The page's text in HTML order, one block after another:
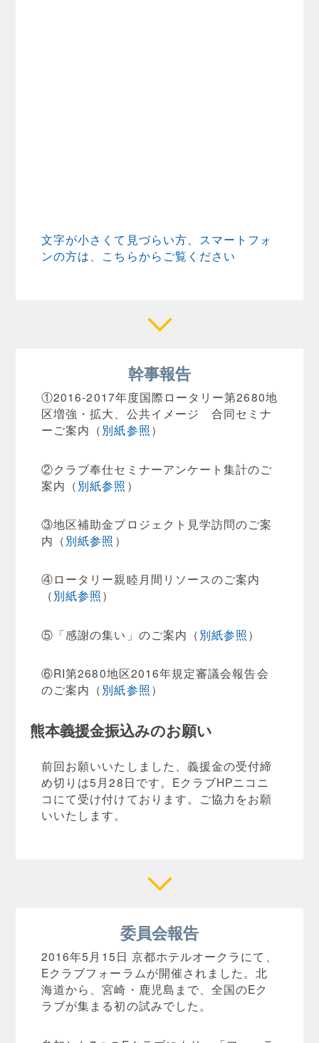
文字が小さくて見づらい方、スマートフォ
ンの方は、こちらからご覧ください
幹事報告
①2016-2017年度国際ロータリー第2680地
区増強・拡大、公共イメージ 合同セミナ
ーご案内（ 別紙参照）
②クラブ奉仕セミナーアンケート集計のご
案内（ 別紙参照 ）
③地区補助金プロジェクト見学訪問のご案
内（ 別紙参照 ）
④ロータリー親睦月間リソースのご案内
（ 別紙参照）
⑤「感謝の集い」のご案内（ 別紙参照）
⑥RI第2680地区2016年規定審議会報告会
のご案内（ 別紙参照）
熊本義援金振込みのお願い
前回お願いいたしました、義援金の受付締
め切りは5月28日です。EクラブHPニコニ
コにて受け付けております。ご協力をお願
いいたします。
委員会報告
2016年5月15日 京都ホテルオークラにて、
Eクラブフォーラムが開催されました。北
海道から、宮崎・鹿児島まで、全国のEク
ラブが集まる初の試みでした。